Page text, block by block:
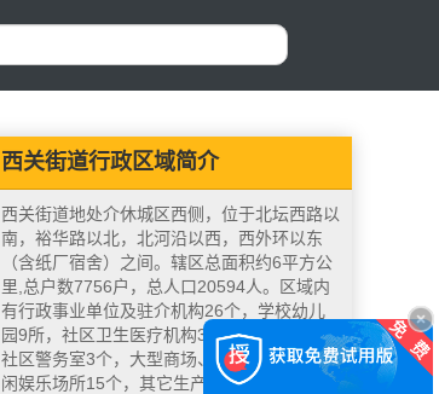
西关街道行政区域简介
西关街道地处介休城区西侧，位于北坛西路以
南，裕华路以北，北河沿以西，西外环以东
（含纸厂宿舍）之间。辖区总面积约6平方公
里,总户数7756户，总人口20594人。区域内
有行政事业单位及驻介机构26个，学校幼儿
园9所，社区卫生医疗机构3所，派出所2个，
社区警务室3个，大型商场、宾馆、酒店、休
闲娱乐场所15个，其它生产经营单位691个。